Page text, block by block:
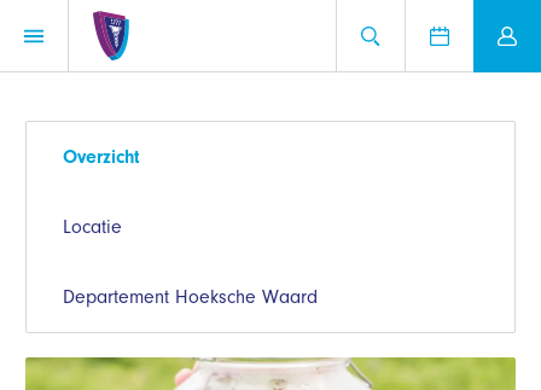
Overzicht
Locatie
Departement Hoeksche Waard